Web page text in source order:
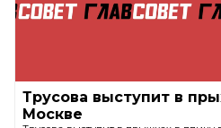
Трусова выступит в
Москве